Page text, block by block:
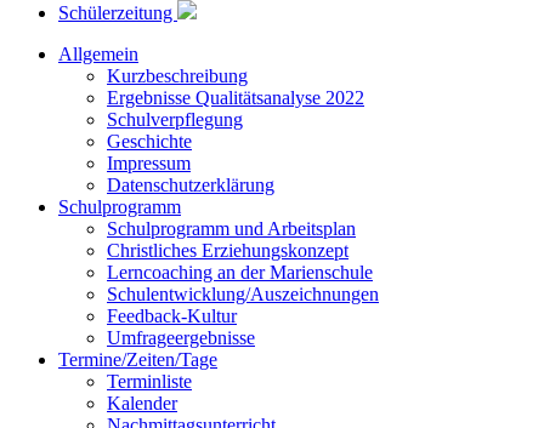
Schülerzeitung
Allgemein
Kurzbeschreibung
Ergebnisse Qualitätsanalyse 2022
Schulverpflegung
Geschichte
Impressum
Datenschutzerklärung
Schulprogramm
Schulprogramm und Arbeitsplan
Christliches Erziehungskonzept
Lerncoaching an der Marienschule
Schulentwicklung/Auszeichnungen
Feedback-Kultur
Umfrageergebnisse
Termine/Zeiten/Tage
Terminliste
Kalender